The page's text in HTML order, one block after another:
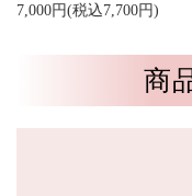
7,000円(税込7,700円)
商